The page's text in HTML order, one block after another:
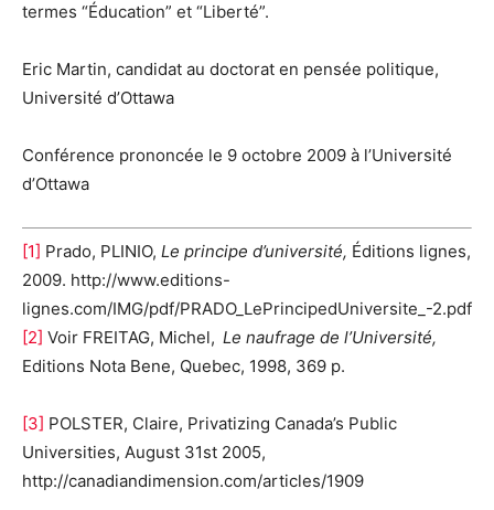
termes “Éducation” et “Liberté”.
Eric Martin, candidat au doctorat en pensée politique,
Université d’Ottawa
Conférence prononcée le 9 octobre 2009 à l’Université
d’Ottawa
[1] Prado, PLINIO, Le principe d’université, Éditions lignes,
2009. http://www.editions-
lignes.com/IMG/pdf/PRADO_LePrincipedUniversite_-2.pdf
[2] Voir FREITAG, Michel, Le naufrage de l’Université,
Editions Nota Bene, Quebec, 1998, 369 p.
[3] POLSTER, Claire, Privatizing Canada’s Public
Universities, August 31st 2005,
http://canadiandimension.com/articles/1909